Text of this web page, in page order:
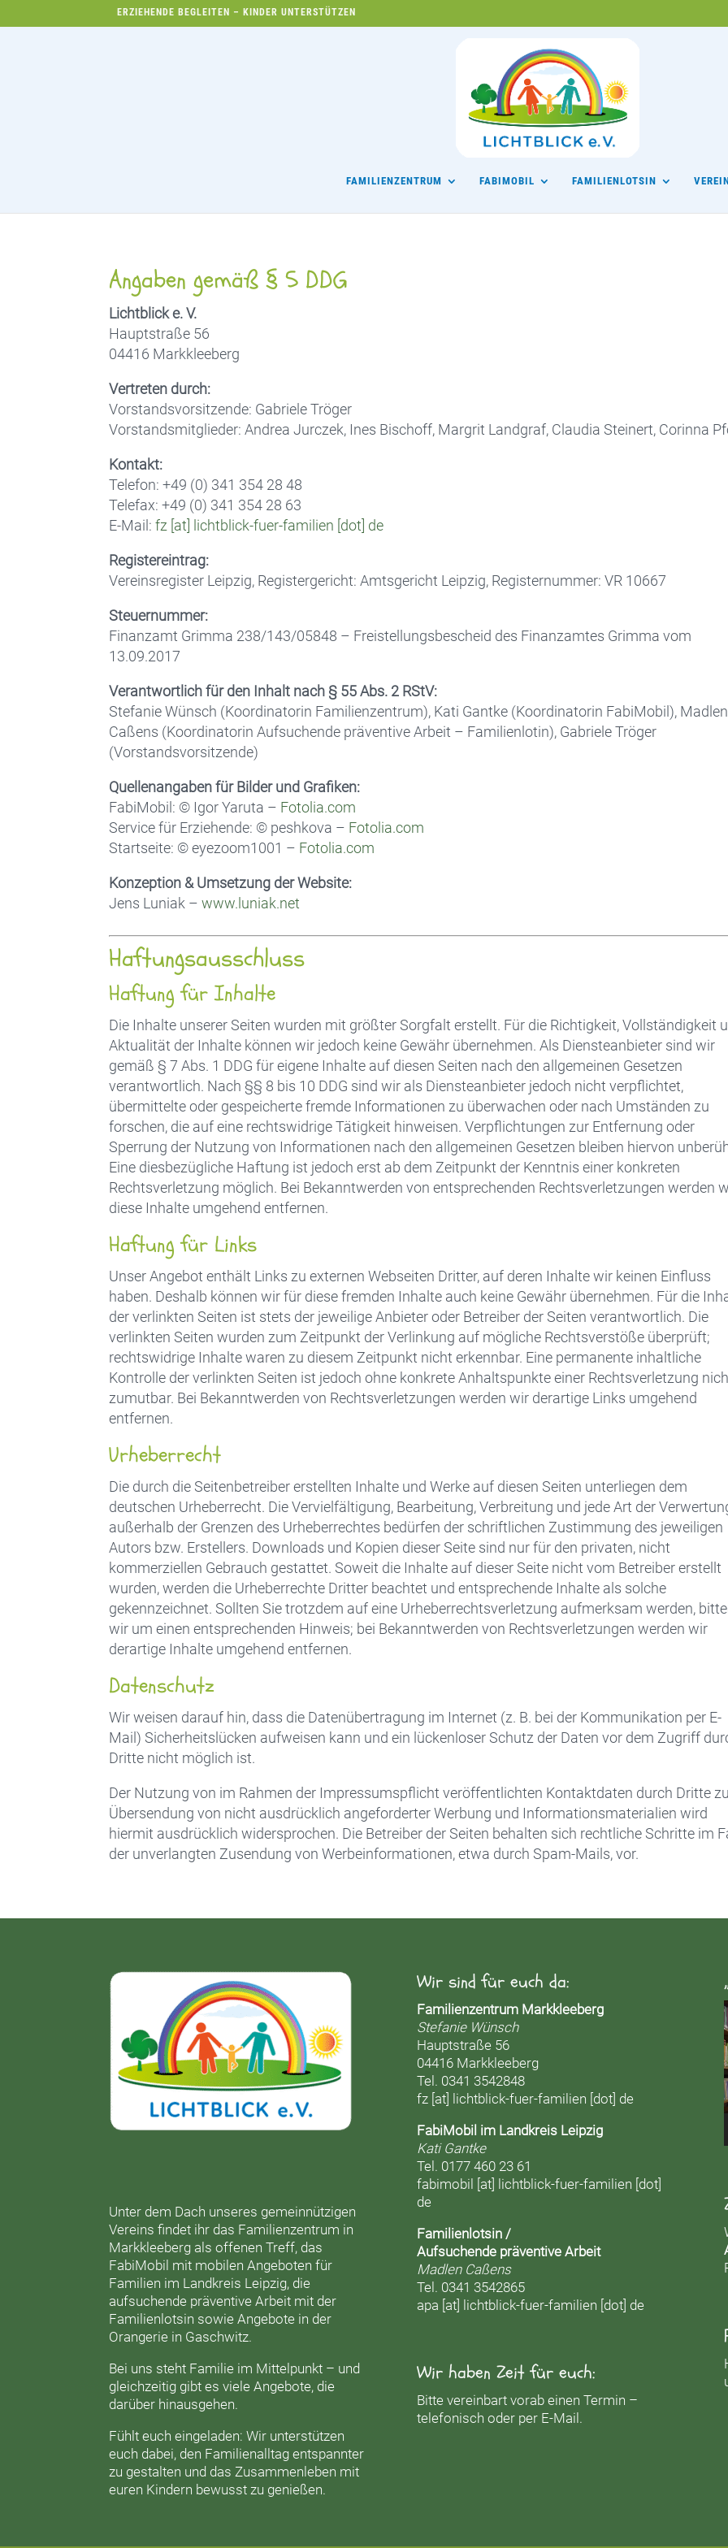
ERZIEHENDE BEGLEITEN – KINDER UNTERSTÜTZEN
FAMILIENZENTRUM FABIMOBIL FAMILIENLOTSIN
Angaben gemäß § 5 DDG
Lichtblick e. V.
Hauptstraße 56
04416 Markkleeberg
Vertreten durch:
Vorstandsvorsitzende: Gabriele Tröger
Vorstandsmitglieder: Andrea Jurczek, Ines Bischoff, Margrit Landgraf, Claudia Steinert, Corinna
Kontakt:
Telefon: +49 (0) 341 354 28 48
Telefax: +49 (0) 341 354 28 63
E-Mail:fz [at] lichtblick-fuer-familien [dot] de
Registereintrag:
Vereinsregister Leipzig, Registergericht: Amtsgericht Leipzig, Registernummer: VR 10667
Steuernummer:
Finanzamt Grimma 238/143/05848 – Freistellungsbescheid des Finanzamtes Grimma vom
13.09.2017
Verantwortlich für den Inhalt nach § 55 Abs. 2 RStV:
Stefanie Wünsch (Koordinatorin Familienzentrum), Kati Gantke (Koordinatorin FabiMobil), Madlen
Caßens (Koordinatorin Aufsuchende präventive Arbeit – Familienlotin), Gabriele Tröger
(Vorstandsvorsitzende)
Quellenangaben für Bilder und Grafiken:
FabiMobil: © Igor Yaruta – Fotolia.com
Service für Erziehende: © peshkova – Fotolia.com
Startseite: © eyezoom1001 – Fotolia.com
Konzeption & Umsetzung der Website:
Jens Luniak –www.luniak.net
Haftungsausschluss
Haftung für Inhalte
Die Inhalte unserer Seiten wurden mit größter Sorgfalt erstellt. Für die Richtigkeit, Vollständigkeit
Aktualität der Inhalte können wir jedoch keine Gewähr übernehmen. Als Diensteanbieter sind wir
gemäß § 7 Abs. 1 DDG für eigene Inhalte auf diesen Seiten nach den allgemeinen Gesetzen
verantwortlich. Nach §§ 8 bis 10 DDG sind wir als Diensteanbieter jedoch nicht verpflichtet,
übermittelte oder gespeicherte fremde Informationen zu überwachen oder nach Umständen zu
forschen, die auf eine rechtswidrige Tätigkeit hinweisen. Verpflichtungen zur Entfernung oder
Sperrung der Nutzung von Informationen nach den allgemeinen Gesetzen bleiben hiervon
Eine diesbezügliche Haftung ist jedoch erst ab dem Zeitpunkt der Kenntnis einer konkreten
Rechtsverletzung möglich. Bei Bekanntwerden von entsprechenden Rechtsverletzungen werden
diese Inhalte umgehend entfernen.
Haftung für Links
Unser Angebot enthält Links zu externen Webseiten Dritter, auf deren Inhalte wir keinen Einfluss
haben. Deshalb können wir für diese fremden Inhalte auch keine Gewähr übernehmen. Für die
der verlinkten Seiten ist stets der jeweilige Anbieter oder Betreiber der Seiten verantwortlich. Die
verlinkten Seiten wurden zum Zeitpunkt der Verlinkung auf mögliche Rechtsverstöße überprüft;
rechtswidrige Inhalte waren zu diesem Zeitpunkt nicht erkennbar. Eine permanente inhaltliche
Kontrolle der verlinkten Seiten ist jedoch ohne konkrete Anhaltspunkte einer Rechtsverletzung
zumutbar. Bei Bekanntwerden von Rechtsverletzungen werden wir derartige Links umgehend
entfernen.
Urheberrecht
Die durch die Seitenbetreiber erstellten Inhalte und Werke auf diesen Seiten unterliegen dem
deutschen Urheberrecht. Die Vervielfältigung, Bearbeitung, Verbreitung und jede Art der
außerhalb der Grenzen des Urheberrechtes bedürfen der schriftlichen Zustimmung des jeweiligen
Autors bzw. Erstellers. Downloads und Kopien dieser Seite sind nur für den privaten, nicht
kommerziellen Gebrauch gestattet. Soweit die Inhalte auf dieser Seite nicht vom Betreiber erstellt
wurden, werden die Urheberrechte Dritter beachtet und entsprechende Inhalte als solche
gekennzeichnet. Sollten Sie trotzdem auf eine Urheberrechtsverletzung aufmerksam werden,
wir um einen entsprechenden Hinweis; bei Bekanntwerden von Rechtsverletzungen werden wir
derartige Inhalte umgehend entfernen.
Datenschutz
Wir weisen darauf hin, dass die Datenübertragung im Internet (z. B. bei der Kommunikation per E-
Mail) Sicherheitslücken aufweisen kann und ein lückenloser Schutz der Daten vor dem Zugriff
Dritte nicht möglich ist.
Der Nutzung von im Rahmen der Impressumspflicht veröffentlichten Kontaktdaten durch Dritte
Übersendung von nicht ausdrücklich angeforderter Werbung und Informationsmaterialien wird
hiermit ausdrücklich widersprochen. Die Betreiber der Seiten behalten sich rechtliche Schritte im
der unverlangten Zusendung von Werbeinformationen, etwa durch Spam-Mails, vor.
Unter dem Dach unseres gemeinnützigen
Vereins findet ihr das Familienzentrum in
Markkleeberg als offenen Treff, das
FabiMobil mit mobilen Angeboten für
Familien im Landkreis Leipzig, die
aufsuchende präventive Arbeit mit der
Familienlotsin sowie Angebote in der
Orangerie in Gaschwitz.
Bei uns steht Familie im Mittelpunkt – und
gleichzeitig gibt es viele Angebote, die
darüber hinausgehen.
Fühlt euch eingeladen: Wir unterstützen
euch dabei, den Familienalltag entspannter
zu gestalten und das Zusammenleben mit
euren Kindern bewusst zu genießen.
Wir sind für euch da:
Familienzentrum Markkleeberg
Stefanie Wünsch
Hauptstraße 56
04416 Markkleeberg
Tel. 0341 3542848
fz [at] lichtblick-fuer-familien [dot] de
FabiMobil im Landkreis Leipzig
Kati Gantke
Tel. 0177 460 23 61
fabimobil [at] lichtblick-fuer-familien [dot]
de
Familienlotsin /
Aufsuchende präventive Arbeit
Madlen Caßens
Tel. 0341 3542865
apa [at] lichtblick-fuer-familien [dot] de
Wir haben Zeit für euch:
Bitte vereinbart vorab einen Termin –
telefonisch oder per E-Mail.